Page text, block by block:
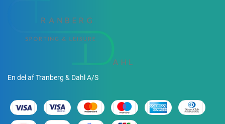
En del af Tranberg & Dahl A/S